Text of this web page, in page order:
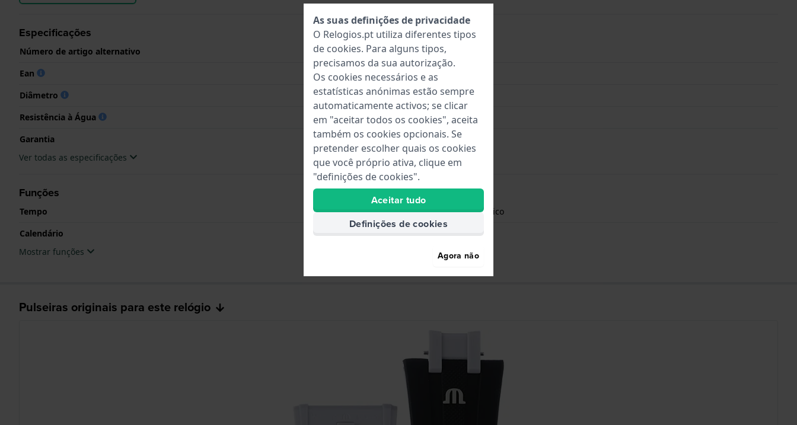
Especificações
Número de artigo alternativo
AI2008-20YZ0-200
Ean
7630020612742
Diâmetro
40 mm
Resistência à Água
10 Bar (nadar)
Garantia
Garantia de 5 anos
Ver todas as especificações
Funções
Tempo
Horas - Ponteiro analógico
Calendário
Mostrar funções
Pulseiras originais para este relógio
As suas definições de privacidade
O Relogios.pt utiliza diferentes tipos
de cookies. Para alguns tipos,
precisamos da sua autorização.
Os cookies necessários e as
estatísticas anónimas estão sempre
automaticamente activos; se clicar
em "aceitar todos os cookies", aceita
também os cookies opcionais. Se
pretender escolher quais os cookies
que você próprio ativa, clique em
"definições de cookies".
Aceitar tudo
Definições de cookies
Agora não